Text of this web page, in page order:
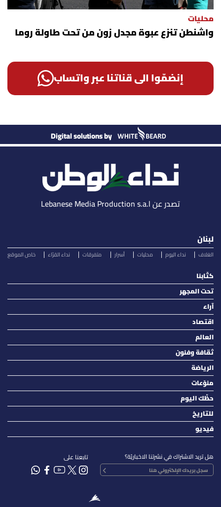
محليات
واشنطن تنزع عبوة مجدل زون من تحت طاولة روما
إنضمّوا الى قناتنا عبر واتساب
Digital solutions by
تصدر عن Lebanese Media Production s.a.l
لبنان
الغلاف نداء اليوم محليات أسرار متفرقات نداء القرّاء خاص الموقع
كتّابنا
تحت المجهر
آراء
اقتصاد
العالم
ثقافة وفنون
الرياضة
منوّعات
حظّك اليوم
للتاريخ
فيديو
هل تريد الاشتراك في نشرتنا الاخباريّة؟ تابعنا على